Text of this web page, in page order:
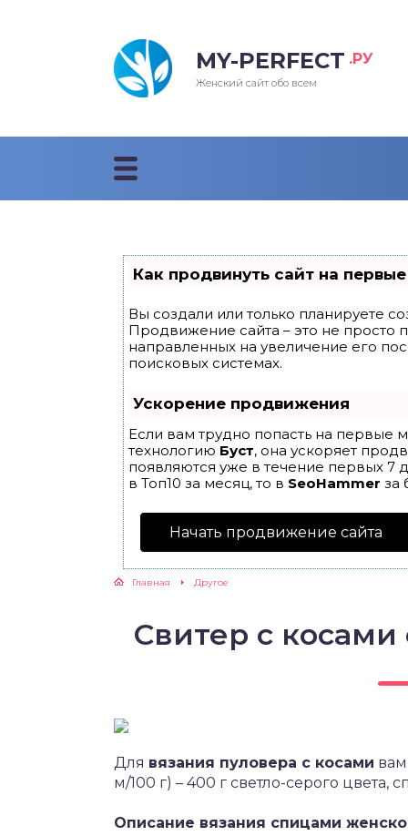
MY-PERFECT .РУ
Женский сайт обо всем
Как продвинуть сайт на
Вы создали или только планируете
Продвижение сайта – это не просто
направленных на увеличение его
поисковых системах.
Ускорение продвижения
Если вам трудно попасть на первые
технологию Буст, она ускоряет
появляются уже в течение первых 7
в Топ10 за месяц, то в SeoHammer за
Начать продвижение сайта
Главная Другое
Свитер с
Для вязания пуловера с косами
м/100 г) – 400 г светло-серого
Описание вязания спицами
прически 2018
стрижки 2018